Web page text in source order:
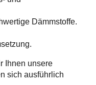
Dämmstoffe.
Ihnen unsere
sich ausführlich